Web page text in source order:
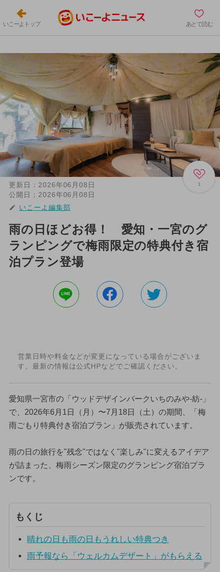
いこーよトップ あとで読む
1
更新日： 2026年06月08日
公開日： 2026年06月08日
いこーよ編集部
雨の日ほどお得！ 愛知・一宮のグ
ランピングで梅雨限定の特典付き宿
泊プラン登場
営業日時や料金などが変更になっている場合がございま
す。最新の情報は公式HPなどでご確認ください。
愛知県一宮市の「ウッドデザインパークいちのみや-紡-」
で、2026年6月1日（月）〜7月18日（土）の期間、「梅
雨ごもり特典付き宿泊プラン」が販売されています。
雨の日の旅行を"残念"ではなく"楽しみ"に変えるアイデア
が詰まった、梅雨シーズン限定のグランピング宿泊プラ
ンです。
もくじ
晴れの日も雨の日もうれしい特典つき
雨予報なら「ウェルカムデザート」がもらえる